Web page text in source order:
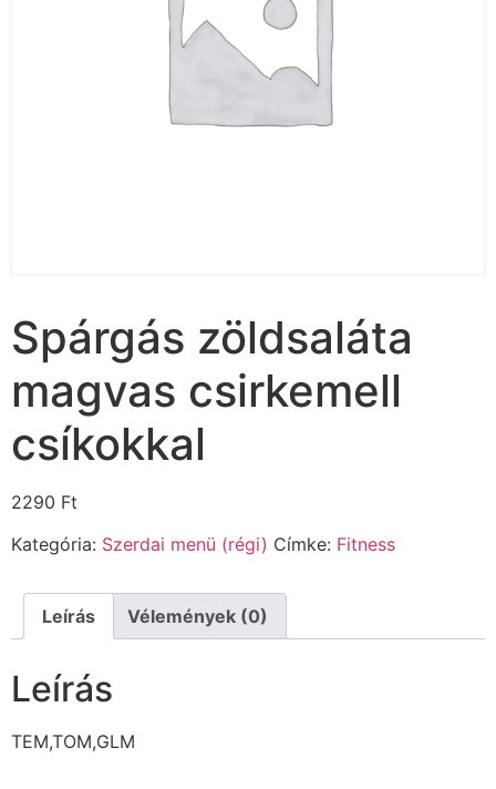
Spárgás zöldsaláta
magvas csirkemell
csíkokkal
2290 Ft
Kategória: Szerdai menü (régi) Címke: Fitness
Leírás Vélemények (0)
Leírás
TEM,TOM,GLM